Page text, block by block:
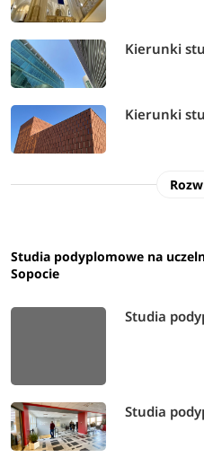
Kierunki
Kierunki
Studia podyplomowe na
Sopocie
Studia
Studia